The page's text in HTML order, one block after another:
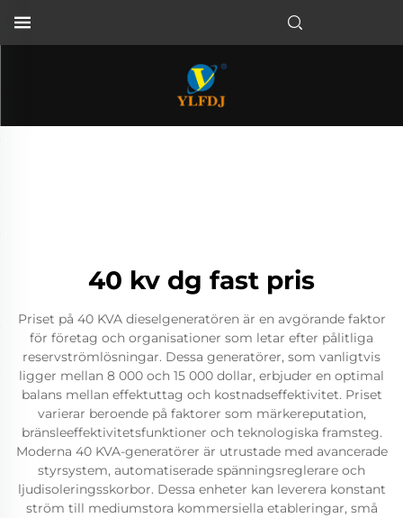
40 kv dg fast pris
Priset på 40 KVA dieselgeneratören är en avgörande faktor
för företag och organisationer som letar efter pålitliga
reservströmlösningar. Dessa generatörer, som vanligtvis
ligger mellan 8 000 och 15 000 dollar, erbjuder en optimal
balans mellan effektuttag och kostnadseffektivitet. Priset
varierar beroende på faktorer som märkereputation,
bränsleeffektivitetsfunktioner och teknologiska framsteg.
Moderna 40 KVA-generatörer är utrustade med avancerade
styrsystem, automatiserade spänningsreglerare och
ljudisoleringsskorbor. Dessa enheter kan leverera konstant
ström till mediumstora kommersiella etableringar, små